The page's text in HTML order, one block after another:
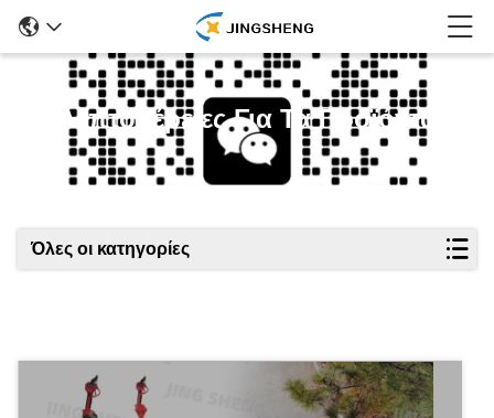
Λεπτομέρειες Για Τα Προϊόντα
Όλες οι κατηγορίες